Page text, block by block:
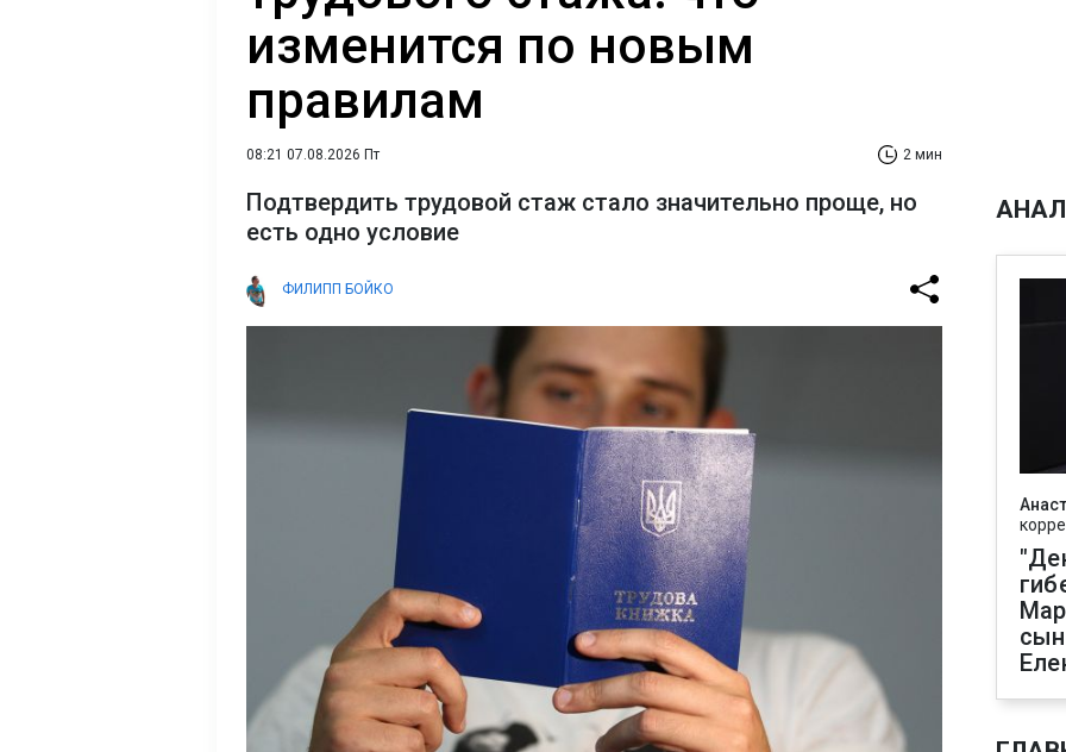
изменится по новым
правилам
08:21 07.08.2026 Пт 2 мин
Подтвердить трудовой стаж стало значительно проще, но
есть одно условие
ФИЛИПП БОЙКО